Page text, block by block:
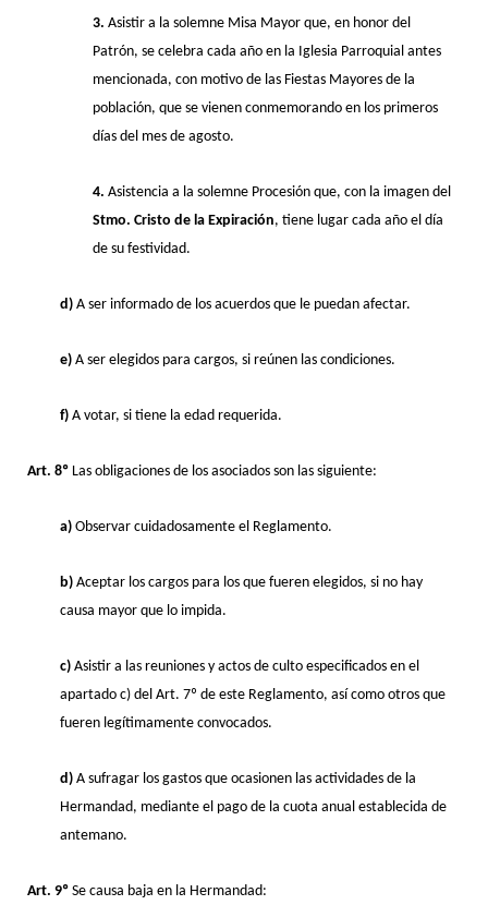
3. Asistir a la solemne Misa Mayor que, en honor del
Patrón, se celebra cada año en la Iglesia Parroquial antes
mencionada, con motivo de las Fiestas Mayores de la
población, que se vienen conmemorando en los primeros
días del mes de agosto.
4. Asistencia a la solemne Procesión que, con la imagen del
Stmo. Cristo de la Expiración, tiene lugar cada año el día
de su festividad.
d) A ser informado de los acuerdos que le puedan afectar.
e) A ser elegidos para cargos, si reúnen las condiciones.
f) A votar, si tiene la edad requerida.
Art. 8º Las obligaciones de los asociados son las siguiente:
a) Observar cuidadosamente el Reglamento.
b) Aceptar los cargos para los que fueren elegidos, si no hay
causa mayor que lo impida.
c) Asistir a las reuniones y actos de culto especificados en el
apartado c) del Art. 7º de este Reglamento, así como otros que
fueren legítimamente convocados.
d) A sufragar los gastos que ocasionen las actividades de la
Hermandad, mediante el pago de la cuota anual establecida de
antemano.
Art. 9º Se causa baja en la Hermandad: